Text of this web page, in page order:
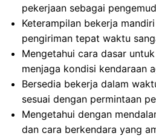
pekerjaan sebagai
Keterampilan bekerja
pengiriman tepat waktu
Mengetahui cara dasar
menjaga kondisi kendaraan
Bersedia bekerja dalam
sesuai dengan permintaan
Mengetahui dengan
dan cara berkendara yang